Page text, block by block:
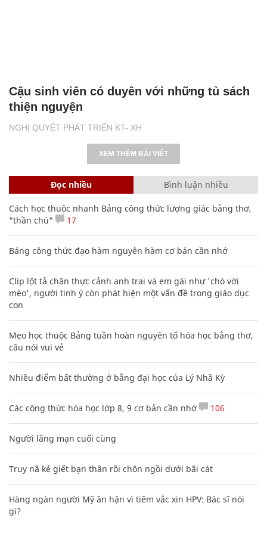
NGHỊ QUYẾT PHÁT TRIỂN KT- XH
Cậu sinh viên có duyên với những tủ sách
thiện nguyện
XEM THÊM BÀI VIẾT
Đọc nhiều Bình luận nhiều
Cách học thuộc nhanh Bảng công thức lượng giác bằng thơ,
"thần chú"
17
Bảng công thức đạo hàm nguyên hàm cơ bản cần nhớ
Clip lột tả chân thực cảnh anh trai và em gái như 'chó với
mèo', người tinh ý còn phát hiện một vấn đề trong giáo dục
con
Mẹo học thuộc Bảng tuần hoàn nguyên tố hóa học bằng thơ,
câu nói vui vẻ
Nhiều điểm bất thường ở bằng đại học của Lý Nhã Kỳ
Các công thức hóa học lớp 8, 9 cơ bản cần nhớ 106
Người lãng mạn cuối cùng
Truy nã kẻ giết bạn thân rồi chôn ngồi dưới bãi cát
Hàng ngàn người Mỹ ân hận vì tiêm vắc xin HPV: Bác sĩ nói
gì?